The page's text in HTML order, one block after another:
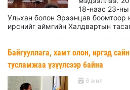
18-наас 23-
Ульхан болон Эрээнцав боомтоор
ирснийг аймгийн Халдвартын
Байгууллага, хамт олон, иргэд
тусламжаа үзүүлсээр байна
6 жил